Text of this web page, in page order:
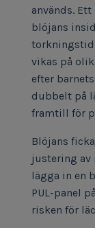
används.
blöjans
vikas på
efter
dubbelt på
framtill för
Blöjans
justering av
lägga in en
PUL-panel
risken för